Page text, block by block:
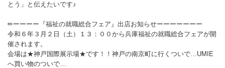
とう」と伝えたいです♪
✏ーーーー『福祉の就職総合フェア』出店お知らせーーーーーーー
令和６年３月２日（土）１３：００から兵庫福祉の就職総合フェアが開
催されます。
会場は★神戸国際展示場★です！！神戸の南京町に行くついで…UMIE
へ買い物のついで…